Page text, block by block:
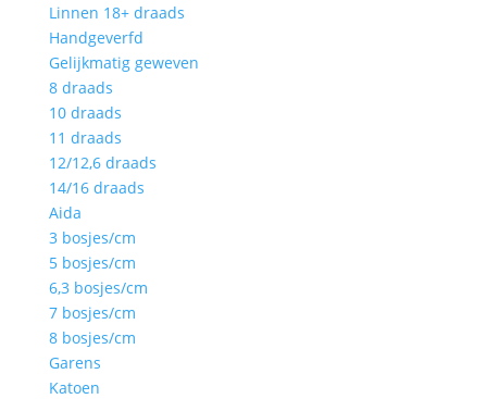
Linnen 18+ draads
Handgeverfd
Gelijkmatig geweven
8 draads
10 draads
11 draads
12/12,6 draads
14/16 draads
Aida
3 bosjes/cm
5 bosjes/cm
6,3 bosjes/cm
7 bosjes/cm
8 bosjes/cm
Garens
Katoen